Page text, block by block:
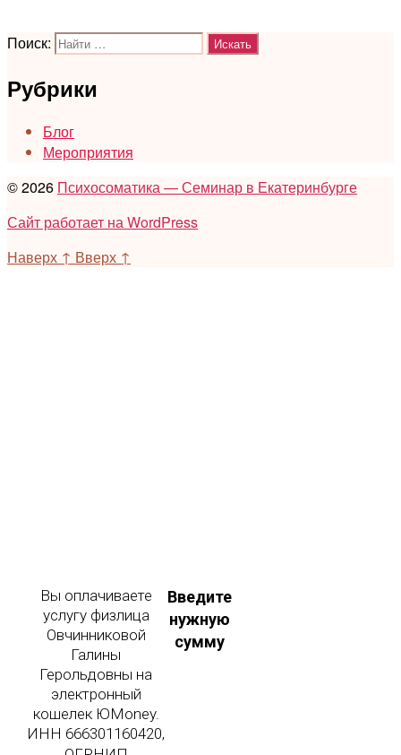
Поиск:
Рубрики
Блог
Мероприятия
© 2026 Психосоматика — Семинар в Екатеринбурге
Сайт работает на WordPress
Наверх ↑ Вверх ↑
Вы оплачиваете
услугу физлица
Овчинниковой
Галины
Герольдовны на
электронный
кошелек ЮMoney.
ИНН 666301160420,
Введите
нужную
сумму